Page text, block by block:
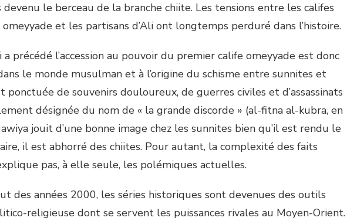
le berceau de la branche chiite. Les tensions entre les califes
et les partisans d’Ali ont longtemps perduré dans l’histoire.
précédé l’accession au pouvoir du premier calife omeyyade est donc
le monde musulman et à l’origine du schisme entre sunnites et
ponctuée de souvenirs douloureux, de guerres civiles et d’assassinats
désignée du nom de « la grande discorde » (al-fitna al-kubra, en
jouit d’une bonne image chez les sunnites bien qu’il est rendu le
il est abhorré des chiites. Pour autant, la complexité des faits
pas, à elle seule, les polémiques actuelles.
des années 2000, les séries historiques sont devenues des outils
religieuse dont se servent les puissances rivales au Moyen-Orient.